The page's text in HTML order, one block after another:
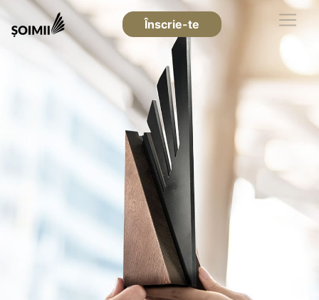
Înscrie-te